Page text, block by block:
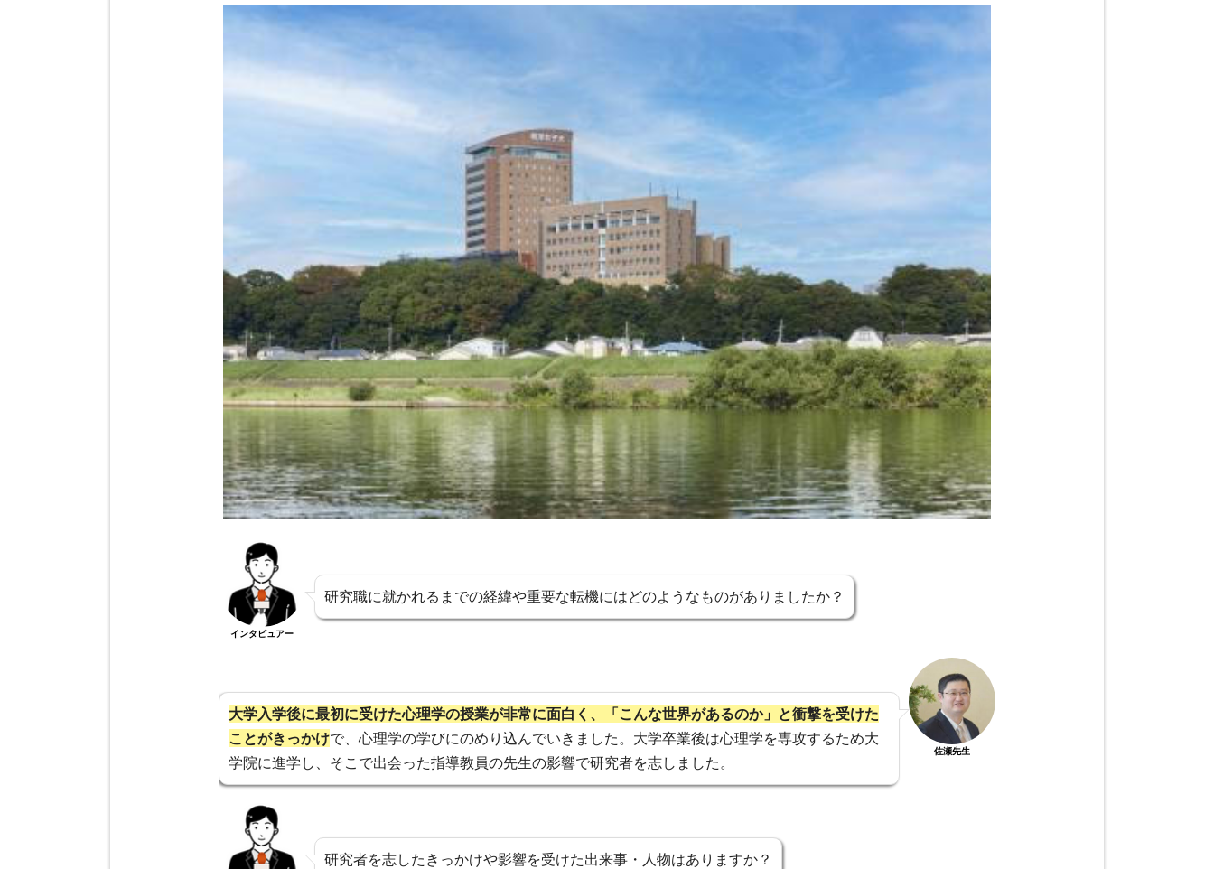
インタビュアー
研究職に就かれるまでの経緯や重要な転機にはどのようなものがありましたか？
大学入学後に最初に受けた心理学の授業が非常に面白く、「こんな世界があるのか」と衝撃を受けた
ことがきっかけで、心理学の学びにのめり込んでいきました。大学卒業後は心理学を専攻するため大
学院に進学し、そこで出会った指導教員の先生の影響で研究者を志しました。
佐瀬先生
研究者を志したきっかけや影響を受けた出来事・人物はありますか？